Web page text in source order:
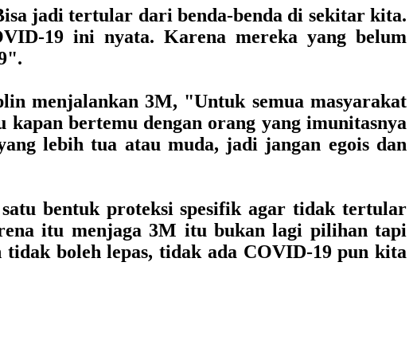
jadi tertular dari benda-benda di sekitar kita.
19 ini nyata. Karena mereka yang belum
menjalankan 3M, "Untuk semua masyarakat
bertemu dengan orang yang imunitasnya
lebih tua atau muda, jadi jangan egois dan
bentuk proteksi spesifik agar tidak tertular
itu menjaga 3M itu bukan lagi pilihan tapi
boleh lepas, tidak ada COVID-19 pun kita